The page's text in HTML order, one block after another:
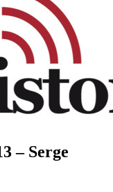
– Serge